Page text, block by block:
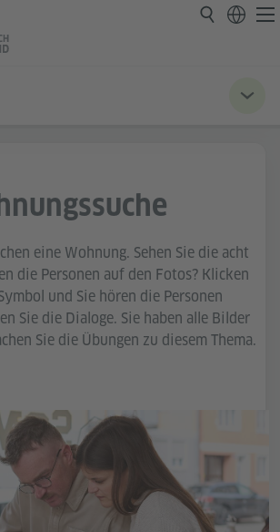
eine Wohnung. Sehen Sie die acht
die Personen auf den Fotos? Klicken
und Sie hören die Personen
Sie die Dialoge. Sie haben alle Bilder
Sie die Übungen zu diesem Thema.